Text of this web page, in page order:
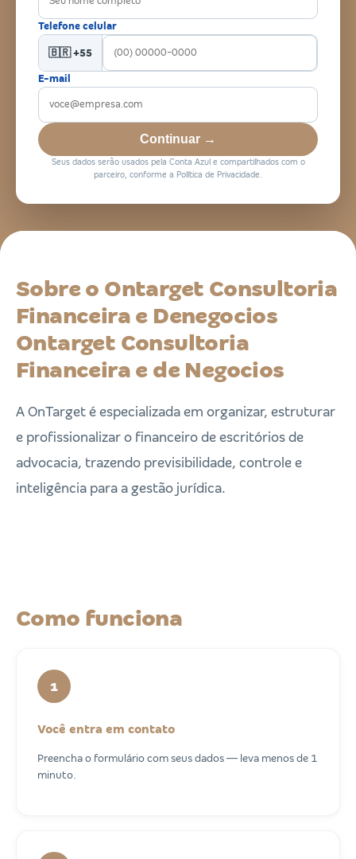
Telefone celular
🇧🇷 +55
E-mail
Continuar →
Seus dados serão usados pela Conta Azul e compartilhados com o
parceiro, conforme a Política de Privacidade.
Sobre o Ontarget Consultoria
Financeira e Denegocios
Ontarget Consultoria
Financeira e de Negocios
A OnTarget é especializada em organizar, estruturar
e profissionalizar o financeiro de escritórios de
advocacia, trazendo previsibilidade, controle e
inteligência para a gestão jurídica.
Como funciona
1
Você entra em contato
Preencha o formulário com seus dados — leva menos de 1
minuto.